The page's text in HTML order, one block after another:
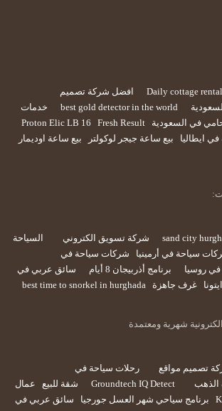
Daily cottage
افضل شركة تصميم
best gold detector in the world
خدمات
في السعودية Proton Elic LB 16
Fresh Result
ايطاليا بيع ساعة جيجر لوكولتر
بيع ساعة اوديمار
sand city شركة تسويق الكتروني
السياحة
سياحة في أرمينيا
شركات سياحة في
روسيا برنامج أذربيجان 8 أيام
سائق عربي في
غرف جاهزة best time to snorkel in hurghada
شهرية ومعتمدة
تصميم مواقع
رحلات سياحة في
Groundtech IQ Detect شقة للبيع
عمال
برنامج سياحي شهر العسل جورجيا
سائق عربي في